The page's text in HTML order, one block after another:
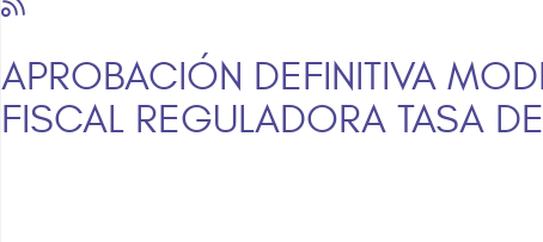
APROBACIÓN DEFINITIVA
FISCAL REGULADORA TASA